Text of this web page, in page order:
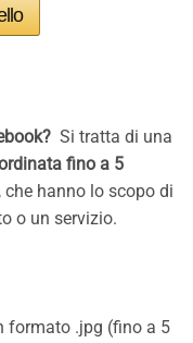
Si tratta di una
fino a 5
, che hanno lo scopo di
o un servizio.
formato .jpg (fino a 5